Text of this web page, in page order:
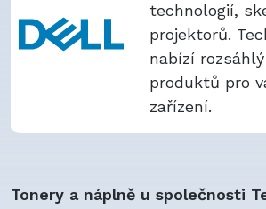
technologií,
projektorů.
nabízí
produktů pro
zařízení.
Tonery a náplně u společnosti